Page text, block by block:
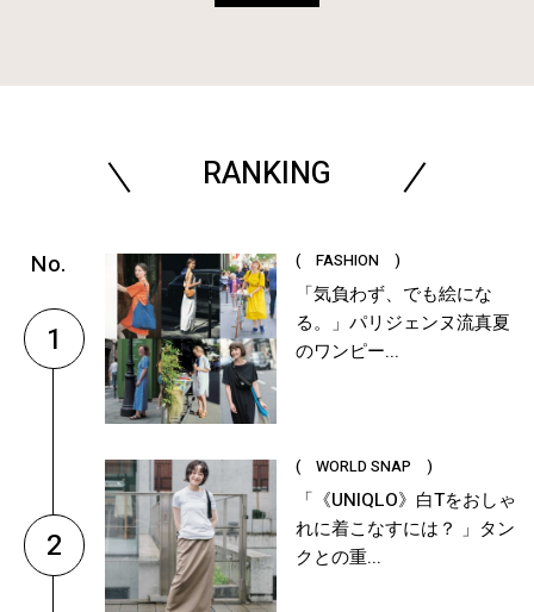
RANKING
1
( FASHION )
「気負わず、でも絵にな
る。」パリジェンヌ流真夏
のワンピー...
2
( WORLD SNAP )
「《UNIQLO》白Tをおしゃ
れに着こなすには？ 」タン
クとの重...